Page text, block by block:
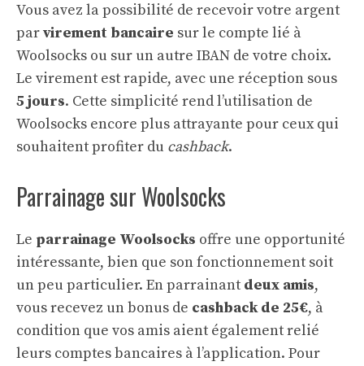
Vous avez la possibilité de recevoir votre argent
parvirement bancaire sur le compte lié à
Woolsocks ou sur un autre IBAN de votre choix.
Le virement est rapide, avec une réception sous
5 jours. Cette simplicité rend l’utilisation de
Woolsocks encore plus attrayante pour ceux qui
souhaitent profiter du cashback.
Parrainage sur Woolsocks
Le parrainage Woolsocks offre une opportunité
intéressante, bien que son fonctionnement soit
un peu particulier. En parrainant deux amis,
vous recevez un bonus de cashback de 25€, à
condition que vos amis aient également relié
leurs comptes bancaires à l’application. Pour